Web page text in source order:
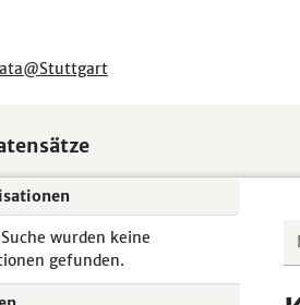
wurden keine
gefunden.